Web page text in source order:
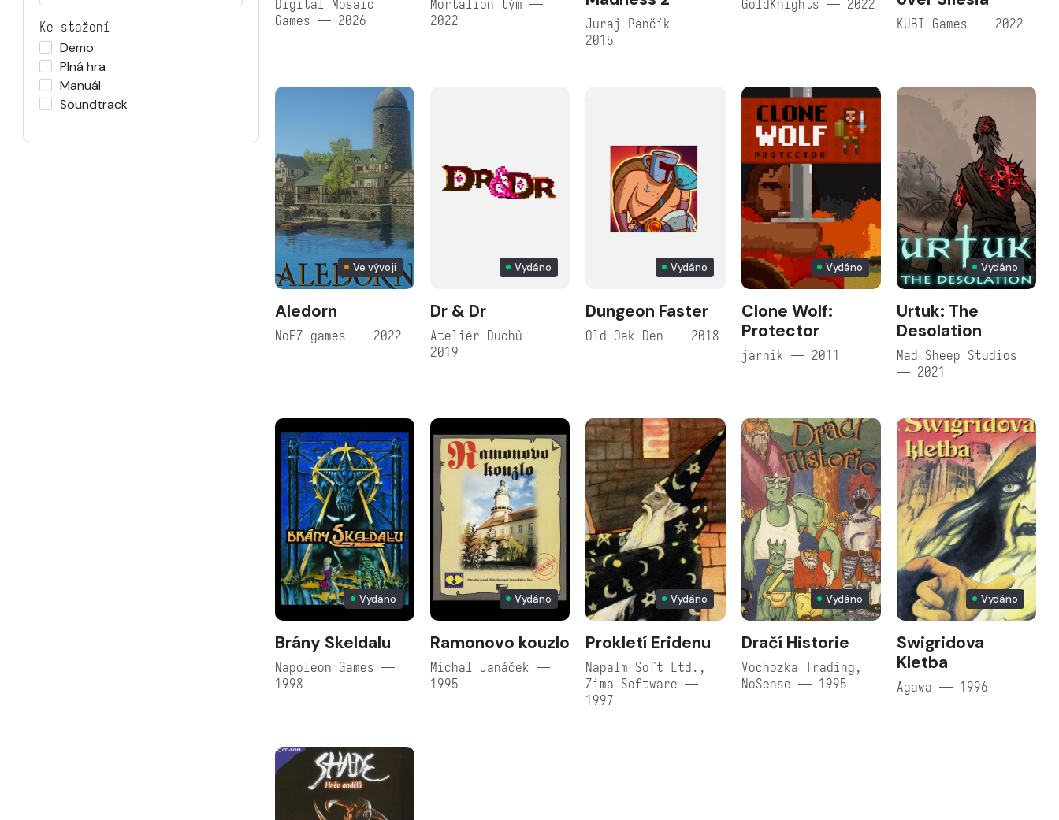
Ke stažení
Demo
Plná hra
Manuál
Soundtrack
Digital Mosaic
Games — 2026
Mortalion tým —
2022
Juraj Pančík —
2015
GoldKnights — 2022
KUBI Games — 2022
Ve vývoji
Aledorn
NoEZ games — 2022
Vydáno
Dr & Dr
Ateliér Duchů —
2019
Vydáno
Dungeon Faster
Old Oak Den — 2018
Vydáno
Clone Wolf:
Protector
jarnik — 2011
Vydáno
Urtuk: The
Desolation
Mad Sheep Studios
— 2021
Vydáno
Brány Skeldalu
Napoleon Games —
1998
Vydáno
Ramonovo kouzlo
Michal Janáček —
1995
Vydáno
Prokletí Eridenu
Napalm Soft Ltd.,
Zima Software —
1997
Vydáno
Dračí Historie
Vochozka Trading,
NoSense — 1995
Vydáno
Swigridova
Kletba
Agawa — 1996